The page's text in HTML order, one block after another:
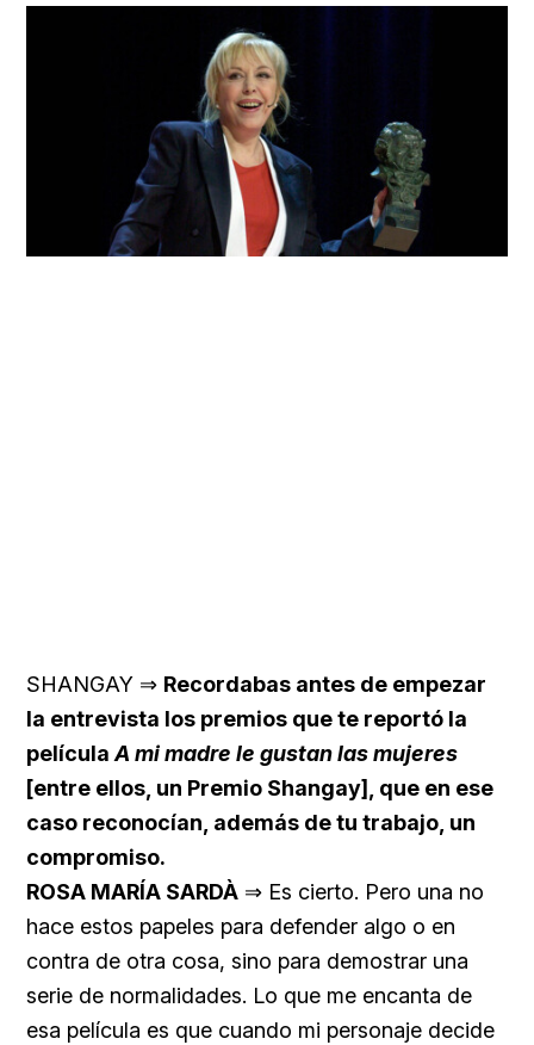
SHANGAY ⇒ Recordabas antes de empezar
la entrevista los premios que te reportó la
película A mi madre le gustan las mujeres
[entre ellos, un Premio Shangay], que en ese
caso reconocían, además de tu trabajo, un
compromiso.
ROSA MARÍA SARDÀ ⇒ Es cierto. Pero una no
hace estos papeles para defender algo o en
contra de otra cosa, sino para demostrar una
serie de normalidades. Lo que me encanta de
esa película es que cuando mi personaje decide